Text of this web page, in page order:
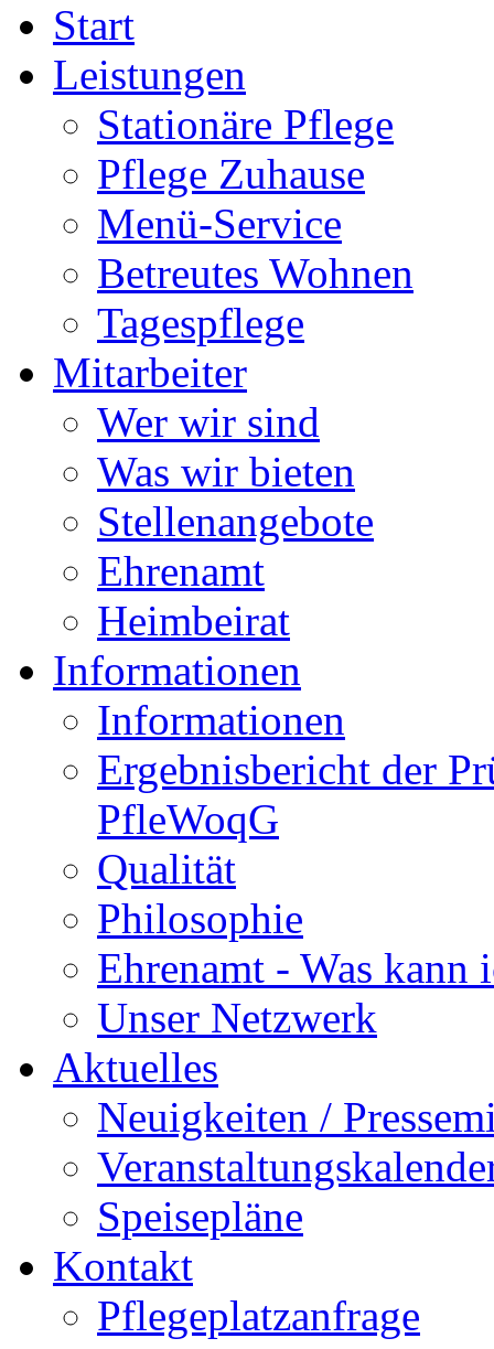
Start
Leistungen
Stationäre Pflege
Pflege Zuhause
Menü-Service
Betreutes Wohnen
Tagespflege
Mitarbeiter
Wer wir sind
Was wir bieten
Stellenangebote
Ehrenamt
Heimbeirat
Informationen
Informationen
Ergebnisbericht der
PfleWoqG
Qualität
Philosophie
Ehrenamt - Was kann
Unser Netzwerk
Aktuelles
Neuigkeiten /
Speisepläne
Kontakt
Pflegeplatzanfrage